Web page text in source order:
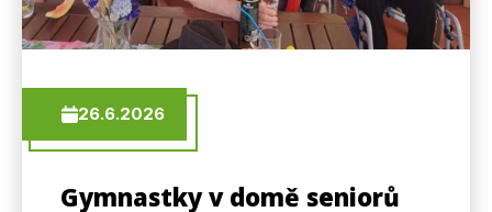
26.6.2026
Gymnastky v domě seniorů